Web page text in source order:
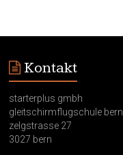
Kontakt
starterplus gmbh
gleitschirmflugschule bern
zelgstrasse 27
3027 bern